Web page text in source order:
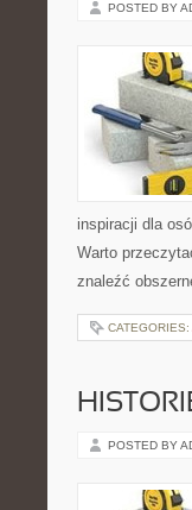
POSTED BY
inspiracji dla
Warto
znaleźć
CATEGORIES:
POSTED BY